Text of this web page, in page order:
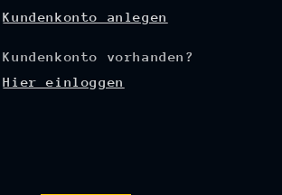
Kundenkonto anlegen
Kundenkonto vorhanden?
Hier einloggen